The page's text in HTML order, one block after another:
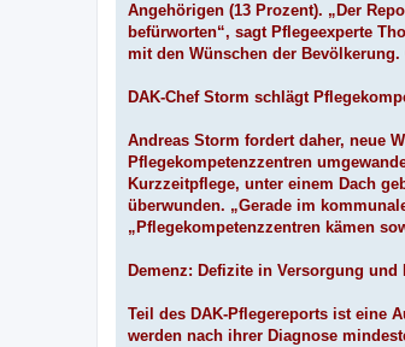
Angehörigen (13 Prozent). „Der
befürworten“, sagt Pflegeexperte
mit den Wünschen der
DAK-Chef Storm schlägt
Andreas Storm fordert daher, neue
Pflegekompetenzzentren
Kurzzeitpflege, unter einem Dach
überwunden. „Gerade im
„Pflegekompetenzzentren kämen
Demenz: Defizite in Versorgung und
Teil des DAK-Pflegereports ist eine
werden nach ihrer Diagnose